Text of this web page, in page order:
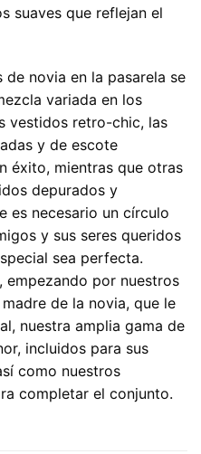
suaves que reflejan el
novia en la pasarela se
variada en los
vestidos retro-chic, las
y de escote
éxito, mientras que otras
depurados y
es necesario un círculo
y sus seres queridos
sea perfecta.
empezando por nuestros
de la novia, que le
nuestra amplia gama de
incluidos para sus
como nuestros
completar el conjunto.